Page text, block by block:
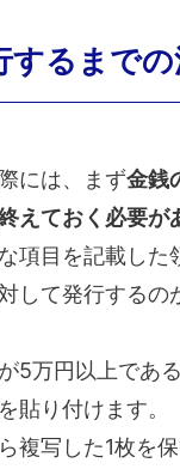
するまで
には、まず金銭
えておく必要が
項目を記載した
して発行するの
5万円以上であ
貼り付けます。
複写した1枚を